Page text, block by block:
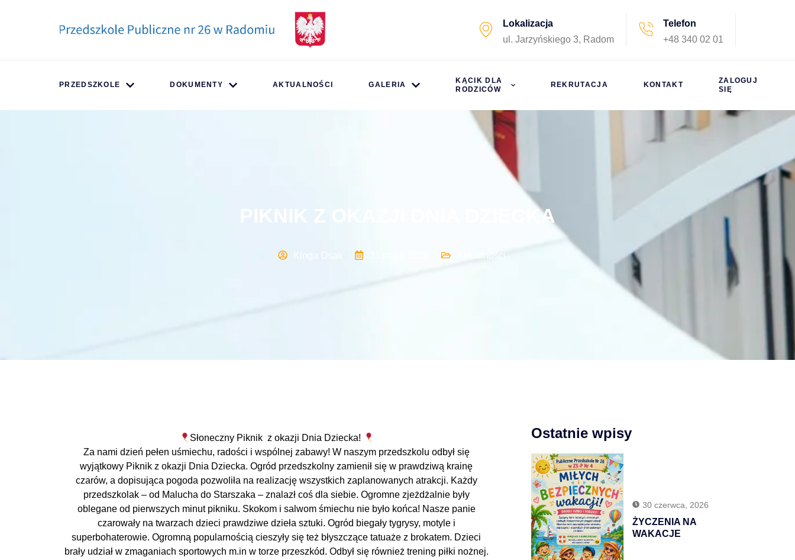
Lokalizacja
ul. Jarzyńskiego 3, Radom
Telefon
+48 340 02 01
PRZEDSZKOLE DOKUMENTY AKTUALNOŚCI GALERIA
KĄCIK DLA
RODZICÓW
REKRUTACJA KONTAKT
ZALOGUJ
SIĘ
PIKNIK Z OKAZJI DNIA DZIECKA
Aktualności
Słoneczny Piknik z okazji Dnia Dziecka!
Za nami dzień pełen uśmiechu, radości i wspólnej zabawy! W naszym przedszkolu odbył się
wyjątkowy Piknik z okazji Dnia Dziecka. Ogród przedszkolny zamienił się w prawdziwą krainę
czarów, a dopisująca pogoda pozwoliła na realizację wszystkich zaplanowanych atrakcji. Każdy
przedszkolak – od Malucha do Starszaka – znalazł coś dla siebie. Ogromne zjeżdżalnie były
oblegane od pierwszych minut pikniku. Skokom i salwom śmiechu nie było końca! Nasze panie
czarowały na twarzach dzieci prawdziwe dzieła sztuki. Ogród biegały tygrysy, motyle i
superbohaterowie. Ogromną popularnością cieszyły się też błyszczące tatuaże z brokatem. Dzieci
brały udział w zmaganiach sportowych m.in w torze przeszkód. Odbył się również trening piłki nożnej.
Ostatnie wpisy
30 czerwca, 2026
ŻYCZENIA NA
WAKACJE